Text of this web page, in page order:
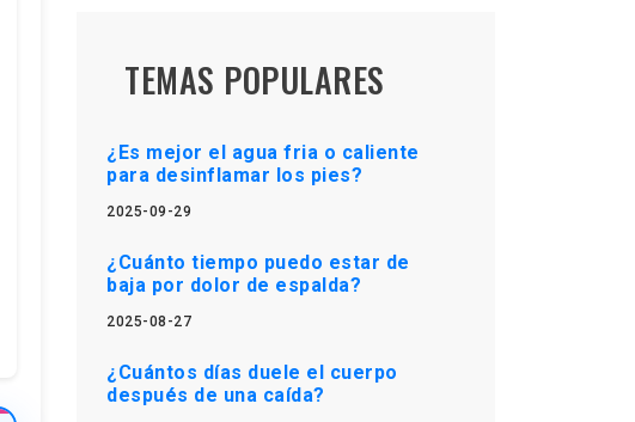
TEMAS POPULARES
¿Es mejor el agua fria o caliente
para desinflamar los pies?
2025-09-29
¿Cuánto tiempo puedo estar de
baja por dolor de espalda?
2025-08-27
¿Cuántos días duele el cuerpo
después de una caída?